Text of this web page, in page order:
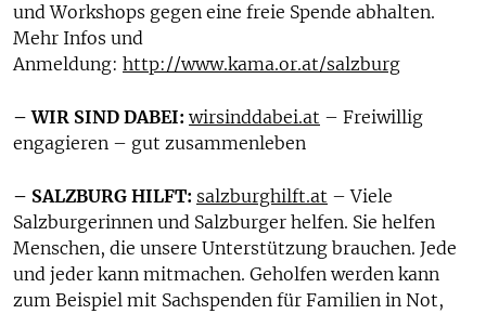
und Workshops gegen eine freie Spende abhalten.
Mehr Infos und
Anmeldung: http://www.kama.or.at/salzburg
– WIR SIND DABEI: wirsinddabei.at – Freiwillig
engagieren – gut zusammenleben
– SALZBURG HILFT: salzburghilft.at – Viele
Salzburgerinnen und Salzburger helfen. Sie helfen
Menschen, die unsere Unterstützung brauchen. Jede
und jeder kann mitmachen. Geholfen werden kann
zum Beispiel mit Sachspenden für Familien in Not,